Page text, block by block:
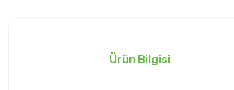
Ürün Bilgisi